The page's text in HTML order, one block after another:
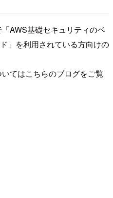
AWS基礎セキュリティのベ
」を利用されている方向けの
てはこちらのブログをご覧